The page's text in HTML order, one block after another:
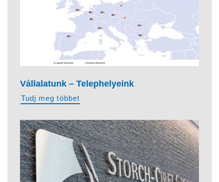
Vállalatunk – Telephelyeink
Tudj meg többet